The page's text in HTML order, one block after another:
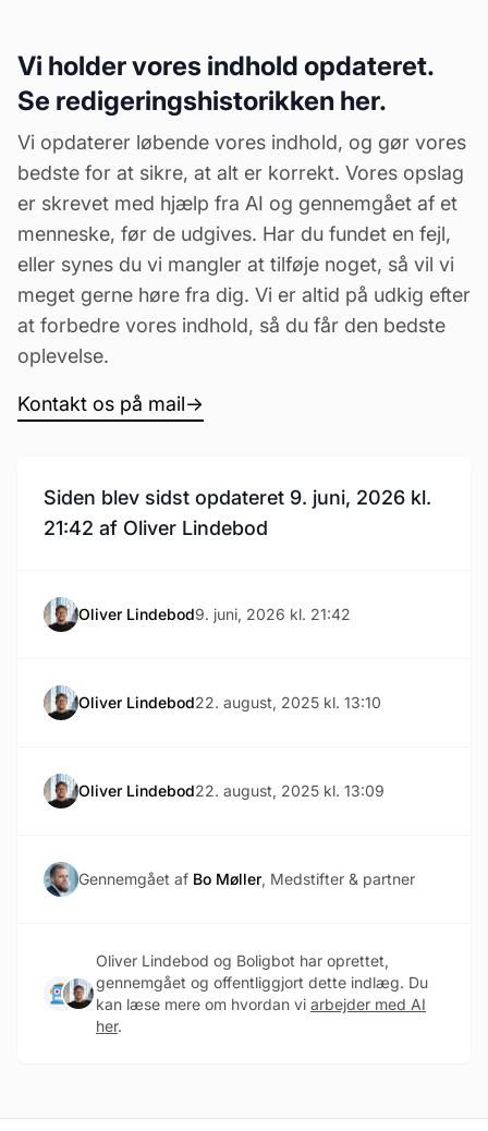
Vi holder vores indhold opdateret.
Se redigeringshistorikken her.
Vi opdaterer løbende vores indhold, og gør vores
bedste for at sikre, at alt er korrekt. Vores opslag
er skrevet med hjælp fra AI og gennemgået af et
menneske, før de udgives. Har du fundet en fejl,
eller synes du vi mangler at tilføje noget, så vil vi
meget gerne høre fra dig. Vi er altid på udkig efter
at forbedre vores indhold, så du får den bedste
oplevelse.
Kontakt os på mail→
Siden blev sidst opdateret 9. juni, 2026 kl.
21:42 af Oliver Lindebod
Oliver Lindebod9. juni, 2026 kl. 21:42
Oliver Lindebod22. august, 2025 kl. 13:10
Oliver Lindebod22. august, 2025 kl. 13:09
Gennemgået af Bo Møller, Medstifter & partner
Oliver Lindebod og Boligbot har oprettet,
gennemgået og offentliggjort dette indlæg. Du
kan læse mere om hvordan vi arbejder med AI
her.